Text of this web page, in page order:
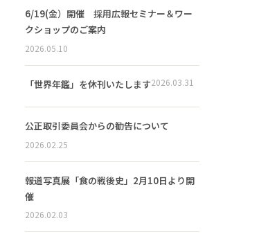
6/19(金）開催 採用広報セミナー＆ワー
クショップのご案内
2026.05.10
「世界年鑑」を休刊いたします2026.03.31
公正取引委員会からの勧告について
2026.02.25
報道写真展「食の戦後史」2月10日より開
催
2026.02.03